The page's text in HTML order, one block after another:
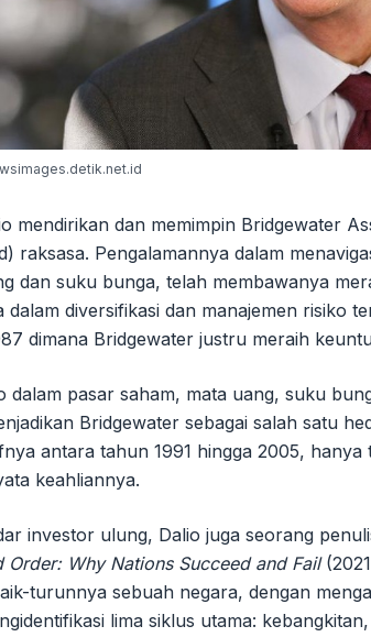
mendirikan dan memimpin Bridgewater
raksasa. Pengalamannya dalam
dan suku bunga, telah membawanya
dalam diversifikasi dan manajemen risiko
dimana Bridgewater justru meraih
dalam pasar saham, mata uang, suku
Bridgewater sebagai salah satu
antara tahun 1991 hingga 2005, hanya
keahliannya.
investor ulung, Dalio juga seorang
Order: Why Nations Succeed and Fail
turunnya sebuah negara, dengan
lima siklus utama: